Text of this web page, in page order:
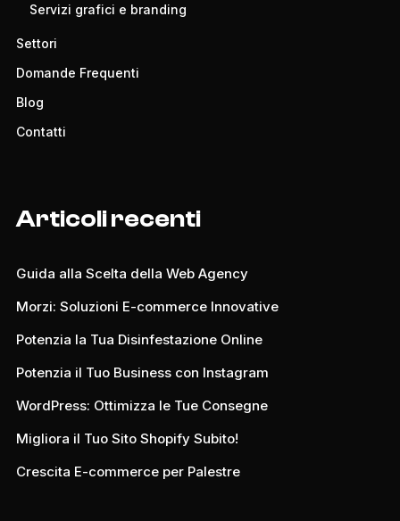
Servizi grafici e branding
Settori
Domande Frequenti
Blog
Contatti
Articoli recenti
Guida alla Scelta della Web Agency
Morzi: Soluzioni E-commerce Innovative
Potenzia la Tua Disinfestazione Online
Potenzia il Tuo Business con Instagram
WordPress: Ottimizza le Tue Consegne
Migliora il Tuo Sito Shopify Subito!
Crescita E-commerce per Palestre